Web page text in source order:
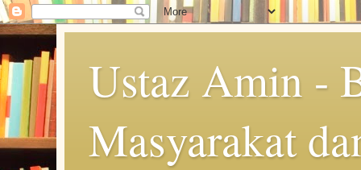
Ustaz Amin -
Masyarakat